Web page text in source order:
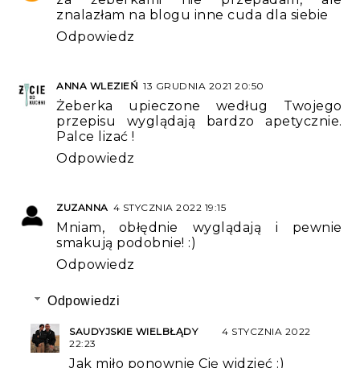
znalazłam na blogu inne cuda dla siebie
Odpowiedz
ANNA WLEZIEŃ 13 GRUDNIA 2021 20:50
Żeberka upieczone według Twojego
przepisu wyglądają bardzo apetycznie.
Palce lizać !
Odpowiedz
ZUZANNA 4 STYCZNIA 2022 19:15
Mniam, obłędnie wyglądają i pewnie
smakują podobnie! :)
Odpowiedz
Odpowiedzi
SAUDYJSKIE WIELBŁĄDY
4 STYCZNIA 2022
22:23
Jak miło ponownie Cię widzieć :)